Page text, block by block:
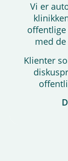
Vi er
med
Klienter